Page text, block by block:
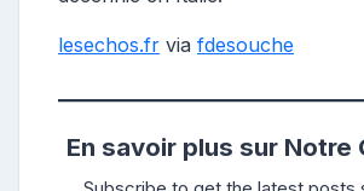
lesechos.fr via fdesouche
En savoir plus sur Notre